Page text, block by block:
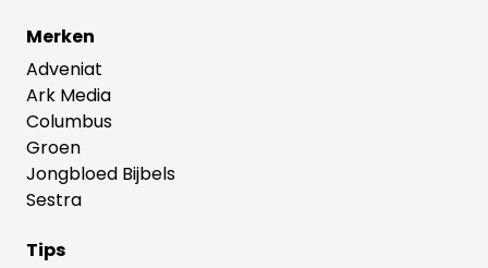
Merken
Adveniat
Ark Media
Columbus
Groen
Jongbloed Bijbels
Sestra
Tips